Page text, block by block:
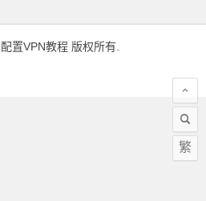
配置VPN教程版权所有.
繁